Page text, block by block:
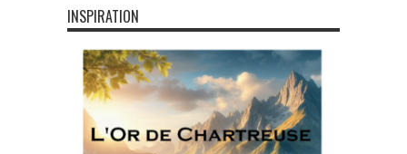
INSPIRATION